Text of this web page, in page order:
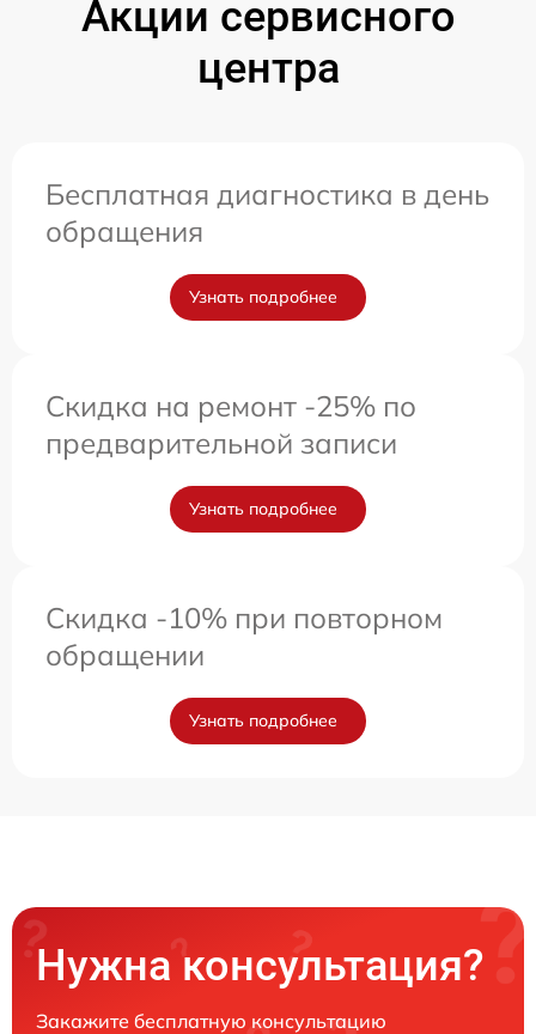
Акции сервисного
центра
Бесплатная диагностика в день
обращения
Узнать подробнее
Скидка на ремонт -25% по
предварительной записи
Узнать подробнее
Скидка -10% при повторном
обращении
Узнать подробнее
Нужна консультация?
Закажите бесплатную консультацию